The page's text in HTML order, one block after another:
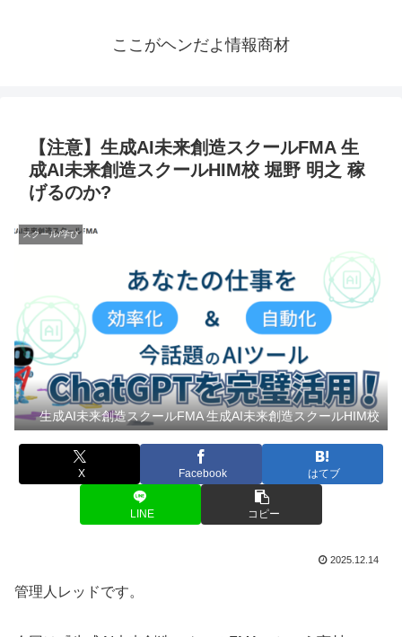
ここがヘンだよ情報商材
【注意】生成AI未来創造スクールFMA 生
成AI未来創造スクールHIM校 堀野 明之 稼
げるのか?
スクール/学び
生成AI未来創造スクールFMA 生成AI未来創造スクールHIM校
X Facebook はてブ
LINE コピー
2025.12.14
管理人レッドです。